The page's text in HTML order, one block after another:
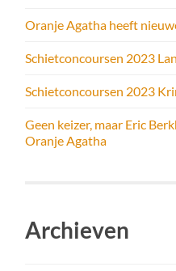
Oranje Agatha heeft
Schietconcoursen 2023
Schietconcoursen 2023
Geen keizer, maar Eric
Oranje Agatha
Archieven